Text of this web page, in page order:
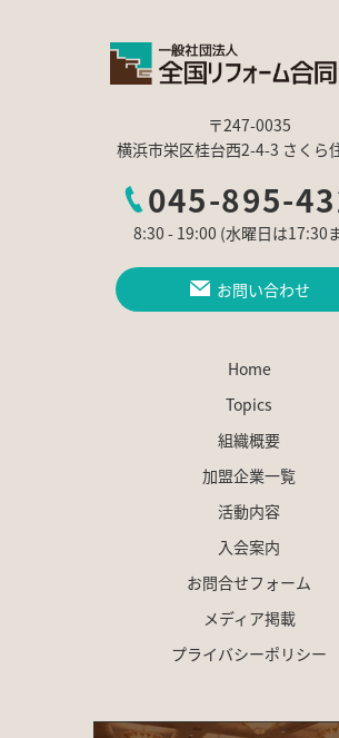
〒247-0035
横浜市栄区桂台西2-4-3 さくら
045-895-
8:30 - 19:00 (水曜日は17:30
お問い合わせ
Home
Topics
組織概要
加盟企業一覧
活動内容
入会案内
お問合せフォーム
メディア掲載
プライバシーポリシー